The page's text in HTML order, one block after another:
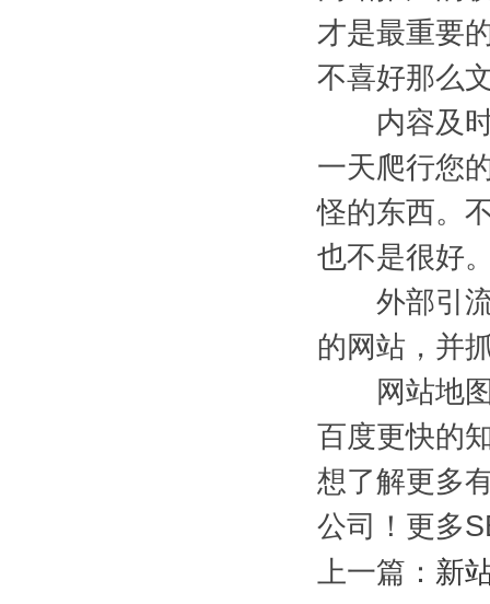
才是最重要
不喜好那么
内容及时
一天爬行您
怪的东西。
也不是很好
外部引流
的网站，并
网站地图
百度更快的
想了解更多
公司！更多
上一篇： 新